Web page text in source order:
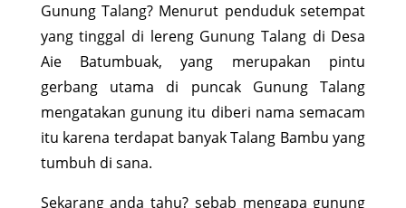
Gunung Talang? Menurut penduduk setempat
yang tinggal di lereng Gunung Talang di Desa
Aie Batumbuak, yang merupakan pintu
gerbang utama di puncak Gunung Talang
mengatakan gunung itu diberi nama semacam
itu karena terdapat banyak Talang Bambu yang
tumbuh di sana.
Sekarang anda tahu? sebab mengapa gunung